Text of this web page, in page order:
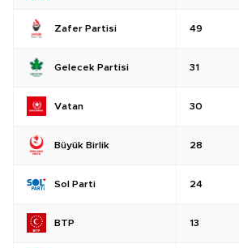
Zafer Partisi 49
Gelecek Partisi 31
Vatan 30
Büyük Birlik 28
Sol Parti 24
BTP 13